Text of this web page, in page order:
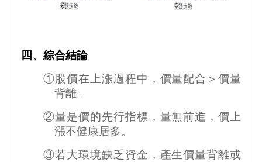
四、綜合結論
①股價在上漲過程中，價量配合＞價量
背離。
②量是價的先行指標，量無前進，價上
漲不健康居多。
③若大環境缺乏資金，產生價量背離或